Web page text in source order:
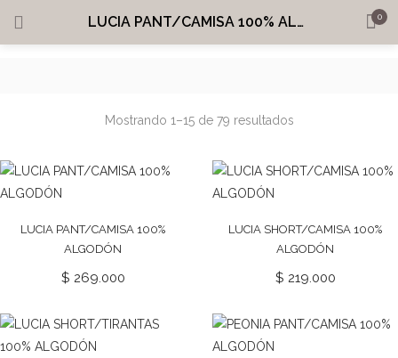
LUCIA PANT/CAMISA 100% ALGODÓN 0
INGRESAR REGISTRARME
Recordarme
Mostrando 1–15 de 79 resultados
LUCIA PANT/CAMISA 100%
ALGODÓN
$ 269.000
LUCIA SHORT/CAMISA 100%
ALGODÓN
$ 219.000